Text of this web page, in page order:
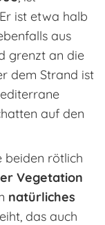
ist etwa halb
aus
grenzt an die
dem Strand ist
auf den
beiden rötlich
Vegetation
natürliches
das auch